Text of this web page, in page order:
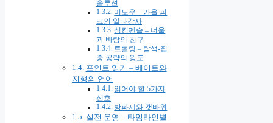
솔루션
미노우 – 가을 피
크의 일타강사
싱킹펜슬 – 너울
과 바람의 친구
트롤링 – 탐색-집
중 공략의 왕도
포인트 읽기 – 베이트와
지형의 언어
읽어야 할 5가지
신호
방파제와 갯바위
실전 운영 – 타임라인별